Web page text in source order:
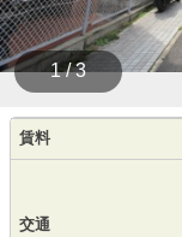
1 / 3
賃料
交通